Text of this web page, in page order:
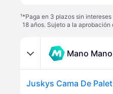
¹*Paga en 3 plazos sin
18 años. Sujeto a la
Mano Mano